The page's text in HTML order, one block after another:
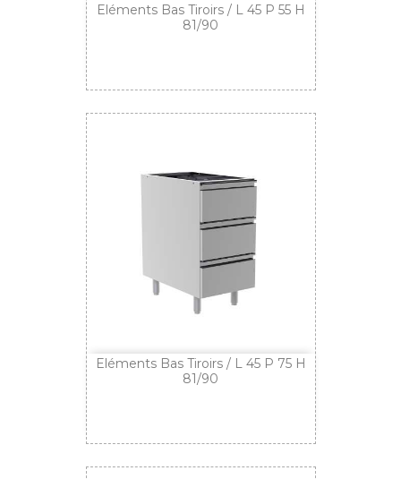
Eléments Bas Tiroirs / L 45 P 55 H
81/90
Eléments Bas Tiroirs / L 45 P 75 H
81/90